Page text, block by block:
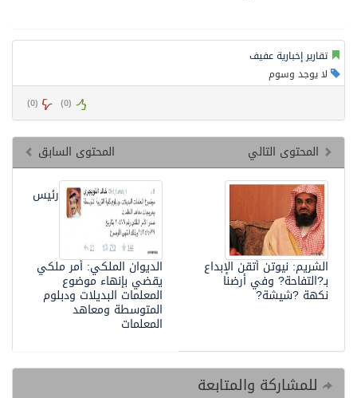
تقارير إخبارية عفيف
لا يوجد وسوم
(
0
) (
0
)
المحتوى السابق
المحتوى التالي
رئيس
الديوان الملكي: أمر ملكي
يقضي بإنهاء موضوع
المعلمات البديلات ودبلوم
المتوسطة ومعاهد
المعلمات
الشريم: نيوتن أتقن الإبداع
بـ?التفاحة? وفي أرضنا
نكهة ?شيشة?
للمشاركة والمتابعة